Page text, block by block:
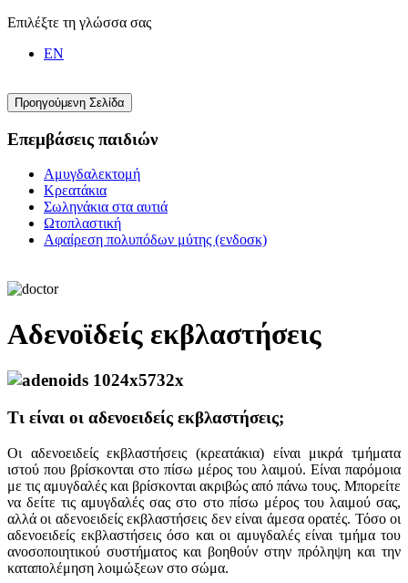
Επιλέξτε τη γλώσσα σας
EN
Επεμβάσεις παιδιών
Αμυγδαλεκτομή
Κρεατάκια
Σωληνάκια στα αυτιά
Ωτοπλαστική
Αφαίρεση πολυπόδων μύτης (ενδοσκ)
Αδενοϊδείς εκβλαστήσεις
Τι είναι οι αδενοειδείς εκβλαστήσεις;
Οι αδενοειδείς εκβλαστήσεις (κρεατάκια) είναι μικρά τμήματα
ιστού που βρίσκονται στο πίσω μέρος του λαιμού. Είναι παρόμοια
με τις αμυγδαλές και βρίσκονται ακριβώς από πάνω τους. Μπορείτε
να δείτε τις αμυγδαλές σας στο στο πίσω μέρος του λαιμού σας,
αλλά οι αδενοειδείς εκβλαστήσεις δεν είναι άμεσα ορατές. Τόσο οι
αδενοειδείς εκβλαστήσεις όσο και οι αμυγδαλές είναι τμήμα του
ανοσοποιητικού συστήματος και βοηθούν στην πρόληψη και την
καταπολέμηση λοιμώξεων στο σώμα.